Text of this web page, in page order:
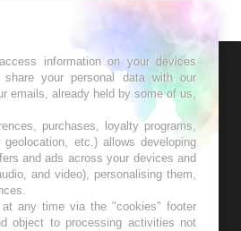
information on your devices
your personal data with our
emails, already held by some of us,
purchases, loyalty programs,
etc.) allows developing
and ads across your devices and
and video), personalising them,
any time via the "cookies" footer
object to processing activities not